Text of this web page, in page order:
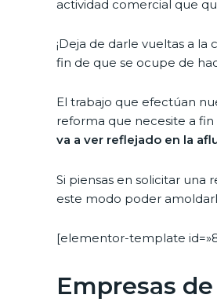
actividad comercial que
¡Deja de darle vueltas a
fin de que se ocupe de
El trabajo que efectúan
reforma que necesite a
va a ver reflejado en la
Si piensas en solicitar
este modo poder
[elementor-template
Empresas